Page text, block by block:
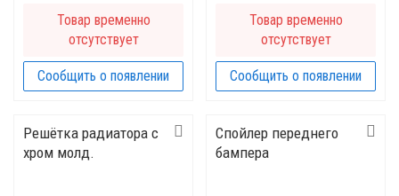
Товар временно
отсутствует
Сообщить о появлении
Товар временно
отсутствует
Сообщить о появлении
Решётка радиатора с
хром молд.
Спойлер переднего
бампера